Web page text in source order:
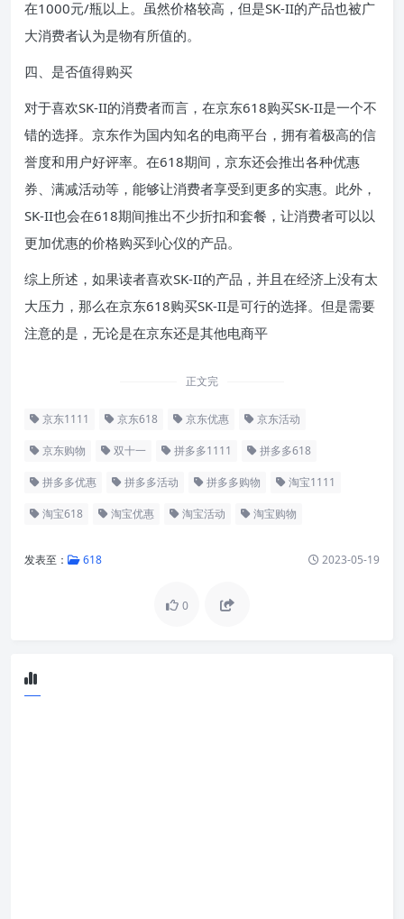
在1000元/瓶以上。虽然价格较高，但是SK-II的产品也被广
大消费者认为是物有所值的。
四、是否值得购买
对于喜欢SK-II的消费者而言，在京东618购买SK-II是一个不
错的选择。京东作为国内知名的电商平台，拥有着极高的信
誉度和用户好评率。在618期间，京东还会推出各种优惠
券、满减活动等，能够让消费者享受到更多的实惠。此外，
SK-II也会在618期间推出不少折扣和套餐，让消费者可以以
更加优惠的价格购买到心仪的产品。
综上所述，如果读者喜欢SK-II的产品，并且在经济上没有太
大压力，那么在京东618购买SK-II是可行的选择。但是需要
注意的是，无论是在京东还是其他电商平
正文完
京东1111 京东618 京东优惠 京东活动
京东购物 双十一 拼多多1111 拼多多618
拼多多优惠 拼多多活动 拼多多购物 淘宝1111
淘宝618 淘宝优惠 淘宝活动 淘宝购物
发表至： 618 2023-05-19
0